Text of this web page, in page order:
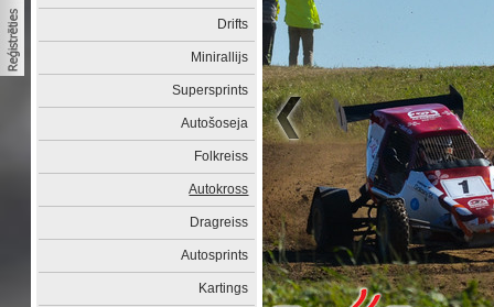
Drifts
Minirallijs
Supersprints
Autošoseja
Folkreiss
Autokross
Dragreiss
Autosprints
Kartings